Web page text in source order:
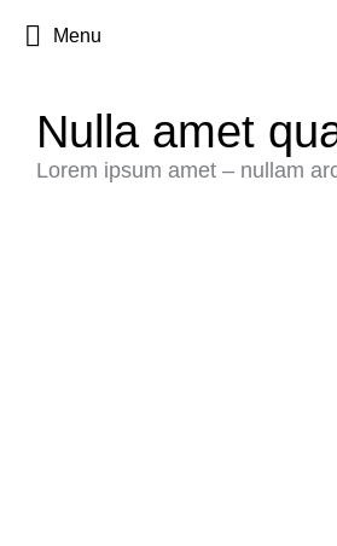
Menu
Nulla amet
Lorem ipsum amet – nullam